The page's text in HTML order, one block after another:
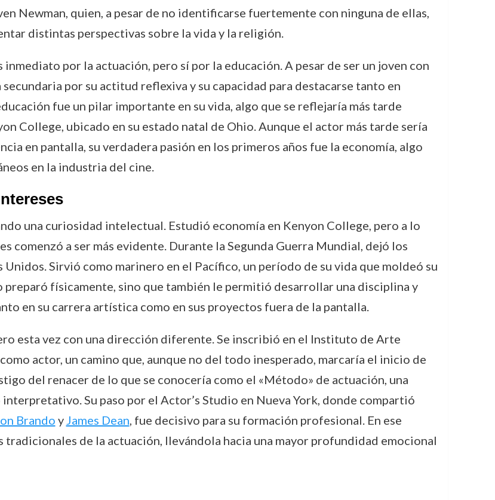
Newman, quien, a pesar de no identificarse fuertemente con ninguna de ellas,
distintas perspectivas sobre la vida y la religión.
por la actuación, pero sí por la educación. A pesar de ser un joven con
por su actitud reflexiva y su capacidad para destacarse tanto en
fue un pilar importante en su vida, algo que se reflejaría más tarde
College, ubicado en su estado natal de Ohio. Aunque el actor más tarde sería
en pantalla, su verdadera pasión en los primeros años fue la economía, algo
en la industria del cine.
una curiosidad intelectual. Estudió economía en Kenyon College, pero a lo
comenzó a ser más evidente. Durante la Segunda Guerra Mundial, dejó los
Sirvió como marinero en el Pacífico, un período de su vida que moldeó su
físicamente, sino que también le permitió desarrollar una disciplina y
en su carrera artística como en sus proyectos fuera de la pantalla.
esta vez con una dirección diferente. Se inscribió en el Instituto de Arte
actor, un camino que, aunque no del todo inesperado, marcaría el inicio de
del renacer de lo que se conocería como el «Método» de actuación, una
Su paso por el Actor’s Studio en Nueva York, donde compartió
Brando yJames Dean, fue decisivo para su formación profesional. En ese
tradicionales de la actuación, llevándola hacia una mayor profundidad emocional